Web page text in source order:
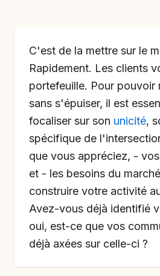
C'est de la mettre sur le
Rapidement. Les clients
portefeuille. Pour pouvoir
sans s'épuiser, il est
focaliser sur son unicité,
spécifique de
que vous appréciez, -
et - les besoins du
construire votre activité
Avez-vous déjà identifié
oui, est-ce que vos
déjà axées sur celle-ci ?